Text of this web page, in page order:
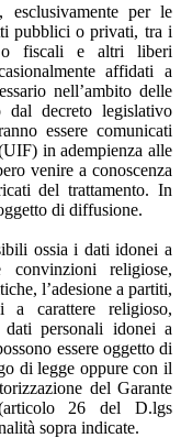
esclusivamente per le
pubblici o privati, tra i
o fiscali e altri liberi
affidati a
nell’ambito delle
dal decreto legislativo
essere comunicati
in adempienza alle
venire a conoscenza
del trattamento. In
di diffusione.
ossia i dati idonei a
religiose,
l’adesione a partiti,
a carattere religioso,
personali idonei a
essere oggetto di
di legge oppure con il
del Garante
26 del D.lgs
sopra indicate.